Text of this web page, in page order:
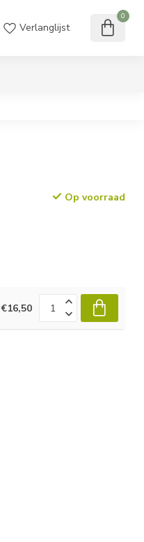
Verlanglijst
0
Op voorraad
€16,50